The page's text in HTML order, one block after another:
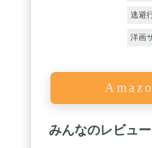
逃避
洋画
みんなのレビュー